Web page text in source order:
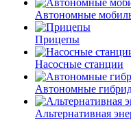
Автономные
Прицепы
Насосные станции
Автономные
Альтернативная